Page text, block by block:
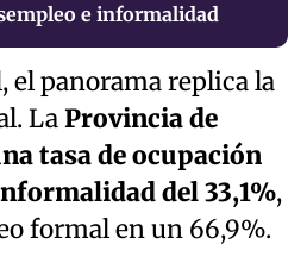
e informalidad
panorama replica la
LaProvincia de
tasa de ocupación
del 33,1%,
formal en un 66,9%.